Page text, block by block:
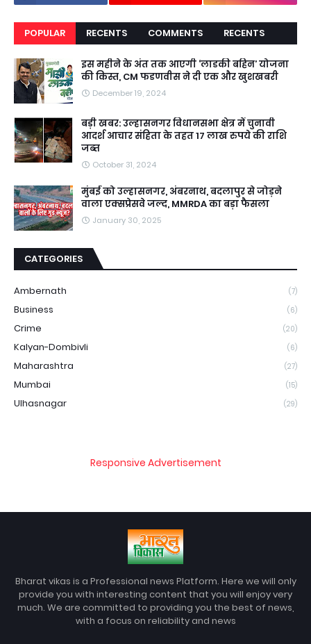
POPULAR RECENTS COMMENTS RECENTS
इस महीने के अंत तक आएगी ‘लाडकी बहिन’ योजना
की किस्त, CM फडणवीस ने दी एक और खुशखबरी
December 19, 2024
बड़ी खबर: उल्हासनगर विधानसभा क्षेत्र में चुनावी
आदर्श आचार संहिता के तहत 17 लाख रुपये की राशि
जब्त
October 31, 2024
मुंबई को उल्हासनगर, अंबरनाथ, बदलापुर से जोड़ने
वाला एक्सप्रेसवे जल्द, MMRDA का बड़ा फैसला
January 30, 2025
CATEGORIES
Ambernath (7)
Business (6)
Crime (20)
Kalyan-Dombivli (6)
Maharashtra (27)
Mumbai (15)
Ulhasnagar (29)
Responsive Advertisement
Bharat vikas is a Professional news Platform. Here we will only
provide you with interesting content that you will enjoy very
much. We are committed to providing you the best of news,
with a focus on reliability and news